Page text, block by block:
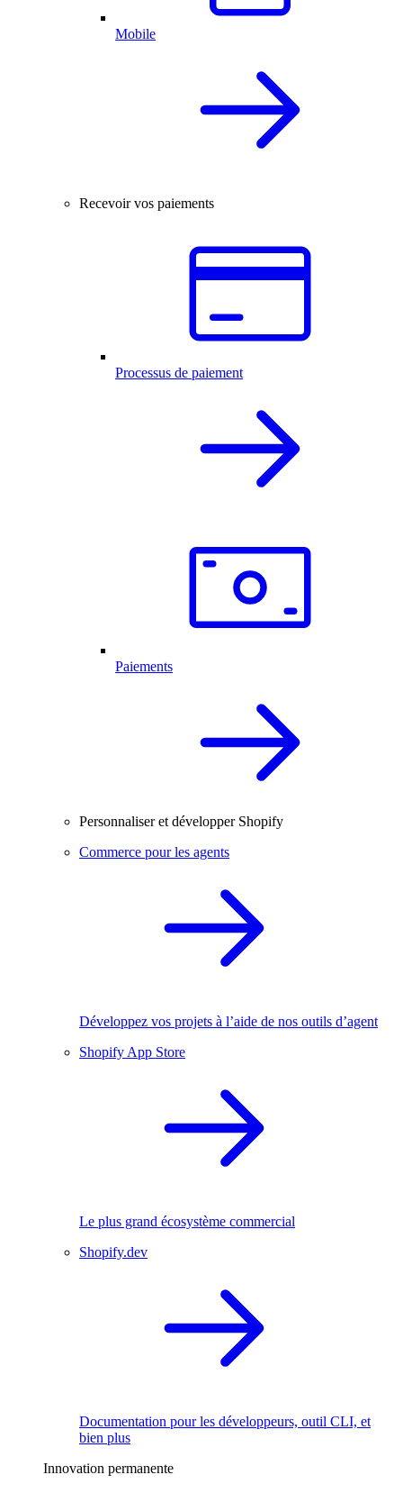
Mobile
Recevoir vos paiements
Processus de paiement
Paiements
Personnaliser et développer Shopify
Commerce pour les agents
Développez vos projets à l’aide de nos outils d’agent
Shopify App Store
Le plus grand écosystème commercial
Shopify.dev
Documentation pour les développeurs, outil CLI, et
bien plus
Innovation permanente